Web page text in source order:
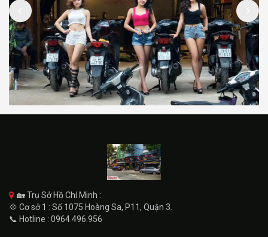
🏡 Trụ Sở Hồ Chí Minh :
💠 Cơ sở 1 : Số 1075 Hoàng Sa, P11, Quận 3.
📞 Hotline : 0964.496.956